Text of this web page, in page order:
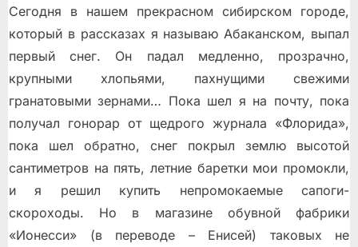
Сегодня в нашем прекрасном сибирском городе,
который в рассказах я называю Абаканском, выпал
первый снег. Он падал медленно, прозрачно,
крупными хлопьями, пахнущими свежими
гранатовыми зернами… Пока шел я на почту, пока
получал гонорар от щедрого журнала «Флорида»,
пока шел обратно, снег покрыл землю высотой
сантиметров на пять, летние баретки мои промокли,
и я решил купить непромокаемые сапоги-
скороходы. Но в магазине обувной фабрики
«Ионесси» (в переводе – Енисей) таковых не